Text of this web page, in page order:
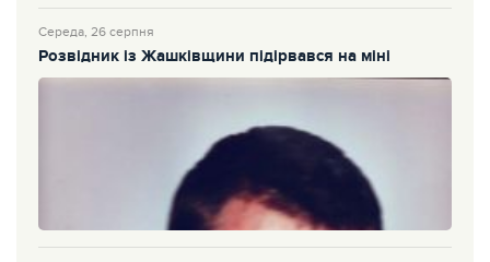
Середа, 26 серпня
Розвідник із Жашківщини підірвався на міні